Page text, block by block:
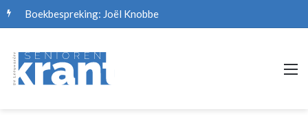
Boekbespreking: Joël Knobbe